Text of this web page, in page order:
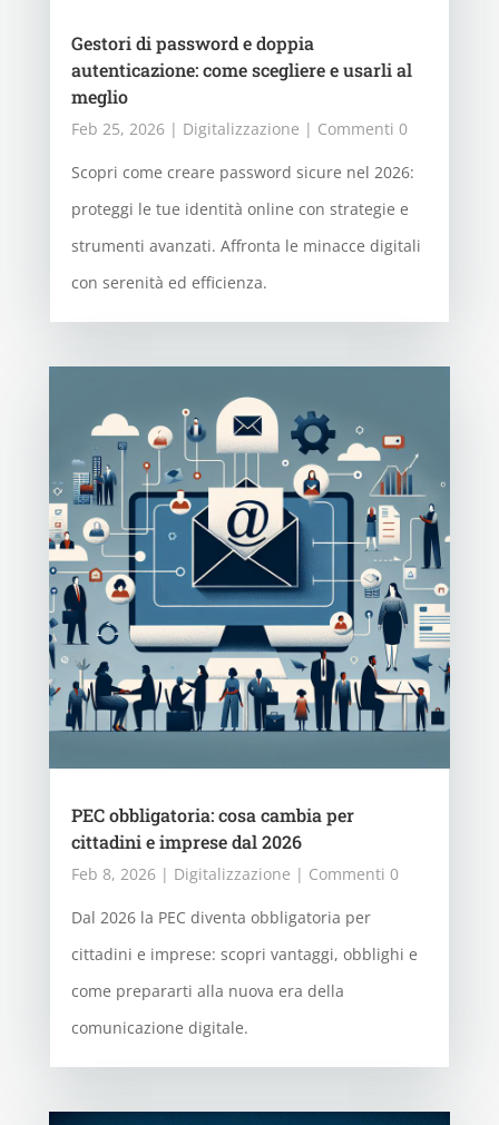
Gestori di password e doppia
autenticazione: come scegliere e usarli al
meglio
Feb 25, 2026| Digitalizzazione | Commenti 0
Scopri come creare password sicure nel 2026:
proteggi le tue identità online con strategie e
strumenti avanzati. Affronta le minacce digitali
con serenità ed efficienza.
PEC obbligatoria: cosa cambia per
cittadini e imprese dal 2026
Feb 8, 2026| Digitalizzazione | Commenti 0
Dal 2026 la PEC diventa obbligatoria per
cittadini e imprese: scopri vantaggi, obblighi e
come prepararti alla nuova era della
comunicazione digitale.